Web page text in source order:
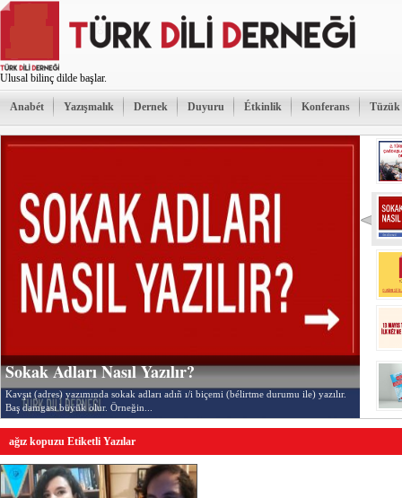
Ulusal bilinç dilde başlar.
Anabét Yazışmalık Dernek Duyuru Étkinlik Konferans Tüzük
Sokak Adları Nasıl Yazılır?
Kavşıt (adres) yazımında sokak adları adıñ ı/i biçemi (bélirtme durumu ile) yazılır.
Baş damgası büyük olur. Örneğin...
ağız kopuzu Etiketli Yazılar